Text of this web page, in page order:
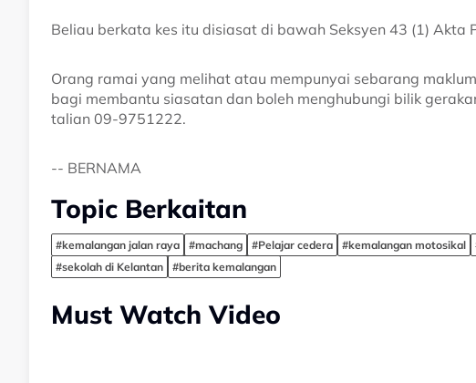
Beliau berkata kes itu disiasat di bawah Seksyen 43 (1) Akta
Orang ramai yang melihat atau mempunyai sebarang
bagi membantu siasatan dan boleh menghubungi bilik
talian 09-9751222.
-- BERNAMA
Topic Berkaitan
#kemalangan jalan raya #machang #Pelajar cedera #kemalangan motosikal
#sekolah di Kelantan
#berita kemalangan
Must Watch Video